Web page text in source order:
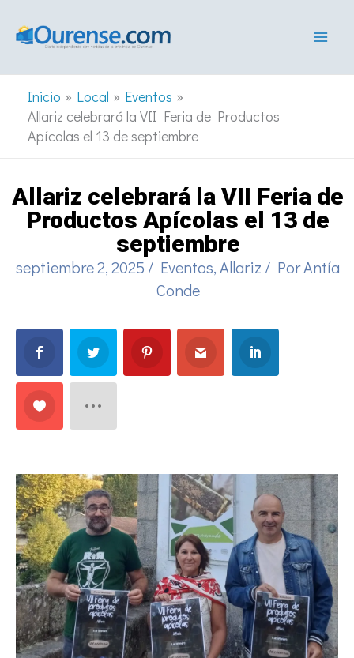
Inicio Local
Eventos
Allariz celebrará la VII Feria de Productos
Apícolas el 13 de septiembre
Allariz celebrará la VII Feria de
Productos Apícolas el 13 de
septiembre
septiembre 2, 2025 / Eventos,Allariz / PorAntía
Conde